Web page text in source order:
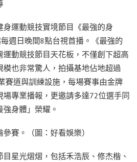
運動競技實境節目《最強的身
週日晚間8點台視首播。《最強的
運動競技節目天花板，不僅創下超高
也非常驚人，拍攝基地佔地超過
賽道與訓練設施，每場賽事由金牌
專業播報，更邀請多達72位選手同
身體」榮耀。
賽。（圖：好看娛樂）
目星光熠熠，包括禾浩辰、修杰楷、